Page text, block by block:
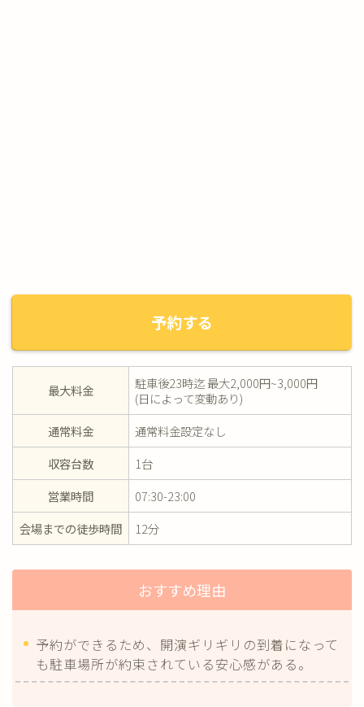
予約する
最大料金
駐車後23時迄 最大2,000円~3,000円
(日によって変動あり)
通常料金
通常料金設定なし
収容台数
1台
営業時間
07:30-23:00
会場までの徒歩時間
12分
おすすめ理由
予約ができるため、開演ギリギリの到着になって
も駐車場所が約束されている安心感がある。